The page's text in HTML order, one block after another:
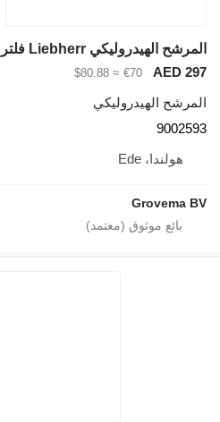
AED
€70
≈ $80.88
الهيدروليكي
هولندا، Ede
Grovema